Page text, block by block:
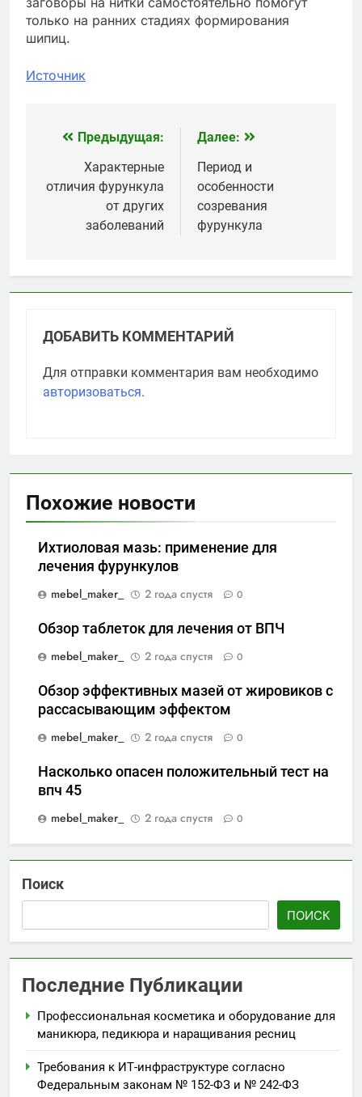
только на ранних стадиях формирования
шипиц.
Источник
Навигация
записям
Предыдущая:
Характерные
отличия фурункула
от других
заболеваний
Далее:
Период и
особенности
созревания
фурункула
ДОБАВИТЬ КОММЕНТАРИЙ
Для отправки комментария вам необходимо
авторизоваться.
Похожие новости
Ихтиоловая мазь: применение для
лечения фурункулов
mebel_maker_
2 года спустя 0
Обзор таблеток для лечения от ВПЧ
mebel_maker_
2 года спустя 0
Обзор эффективных мазей от жировиков с
рассасывающим эффектом
mebel_maker_
2 года спустя 0
Насколько опасен положительный тест на
впч 45
mebel_maker_
2 года спустя 0
Поиск
ПОИСК
Последние Публикации
Профессиональная косметика и оборудование для
маникюра, педикюра и наращивания ресниц
Требования к ИТ-инфраструктуре согласно
Федеральным законам № 152-ФЗ и № 242-ФЗ